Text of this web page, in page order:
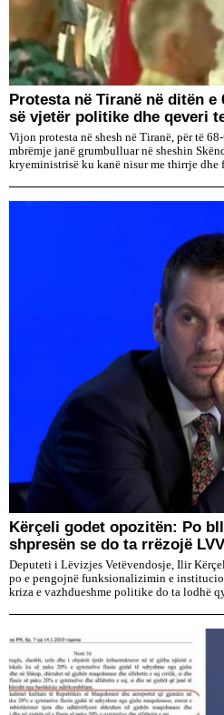
Protesta në Tiranë në ditën
së vjetër politike dhe qeveri
Vijon protesta në shesh në Tiranë, për të
mbrëmje janë grumbulluar në sheshin
kryeministrisë ku kanë nisur me thirrje dhe
Kërçeli godet opozitën: Po
shpresën se do ta rrëzojë
Deputeti i Lëvizjes Vetëvendosje, Ilir
po e pengojnë funksionalizimin e
kriza e vazhdueshme politike do ta lodhë